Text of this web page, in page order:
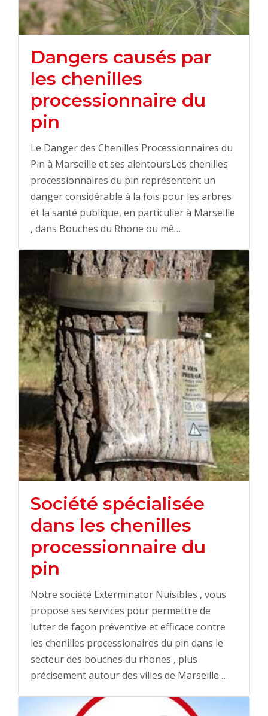
Dangers causés par
les chenilles
processionnaire du
pin
Le Danger des Chenilles Processionnaires du
Pin à Marseille et ses alentoursLes chenilles
processionnaires du pin représentent un
danger considérable à la fois pour les arbres
et la santé publique, en particulier à Marseille
, dans Bouches du Rhone ou mê…
Société spécialisée
dans les chenilles
processionnaire du
pin
Notre société Exterminator Nuisibles , vous
propose ses services pour permettre de
lutter de façon préventive et efficace contre
les chenilles processionaires du pin dans le
secteur des bouches du rhones , plus
précisement autour des villes de Marseille …